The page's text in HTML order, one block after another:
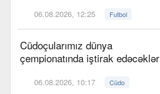
06.08.2026, 12:25 Futbol
Cüdoçularımız dünya
çempionatında iştirak edəcəklər
06.08.2026, 10:17 Cüdo